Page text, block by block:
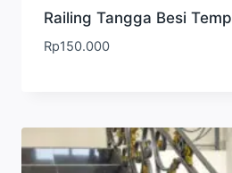
Railing Tangga Besi
Rp150.000